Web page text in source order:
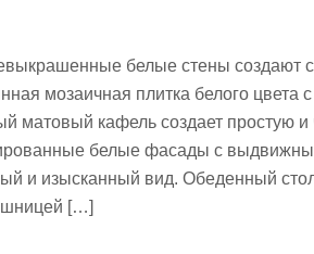
белые стены создают
мозаичная плитка белого цвета
матовый кафель создает простую и
белые фасады с
и изысканный вид. Обеденный
[…]